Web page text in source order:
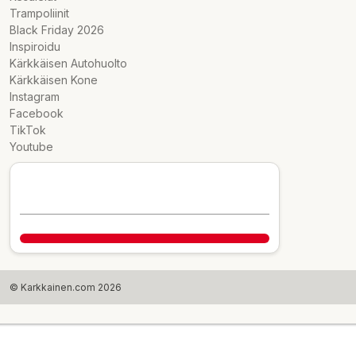
Trampoliinit
Black Friday 2026
Inspiroidu
Kärkkäisen Autohuolto
Kärkkäisen Kone
Instagram
Facebook
TikTok
Youtube
© Karkkainen.com 2026